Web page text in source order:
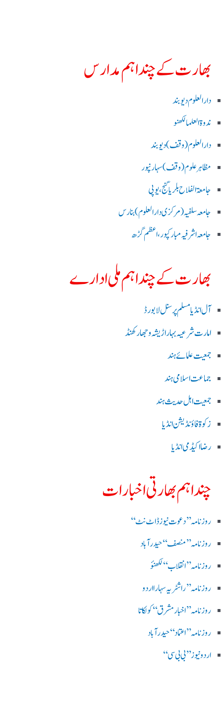
بھارت کے چند اہم مدارس
دارالعلوم دیوبند
ندوۃالعلما لکھنو
دارالعلوم (وقف)دیوبند
مظاہرعلوم (وقف)سہارنپور
جامعۃ الفلاح بلریاگنج،یوپی
جامعہ سلفیہ(مرکزی دارالعلوم )بنارس
جامعہ اشرفیہ مبارکپور،اعظم گڑھ
بھارت کے چند اہم ملی ادارے
آل انڈیا مسلم پرسنل لا بورڈ
امارت شرعیہ بہار اڑیشہ و جھارکھنڈ
جمعیت علمائے ہند
جماعت اسلامی ہند
جمعیت اہل حدیث ہند
زکوۃ فاؤنڈیشن انڈیا
رضا اکیڈمی انڈیا
چند اہم بھارتی اخبارات
روز نامہ ’’ دعوت نیوز ڈاٹ نٹ‘‘
روزنامہ ’’ منصف‘‘ حیدر آباد
روزنامہ ’’ انقلاب‘‘ لکھنؤ
روز نامہ ’’راشٹریہ سہارا اردو
روزنامہ ’’اخبارمشرق‘‘ کولکاتا
روزنامہ ’’اعتماد‘‘ حیدرآباد
اردو نیوز ’’بی بی سی‘‘